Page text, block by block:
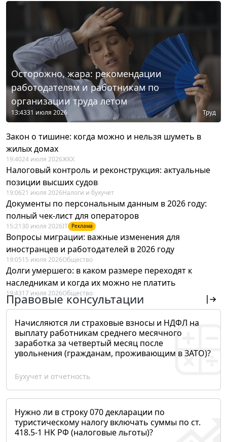
Осторожно, жара: рекомендации
работодателям и работникам по
организации труда летом
13:4331 июля 2026 Труд
Закон о тишине: когда можно и нельзя шуметь в
жилых домах
19:4024 июля 2026ЖКХ
Налоговый контроль и реконструкция: актуальные
позиции высших судов
19:0621 июля 2026Налоги и бухучет
Документы по персональным данным в 2026 году:
полный чек-лист для операторов
15:21 30 июля 2026IT Реклама
Вопросы миграции: важные изменения для
иностранцев и работодателей в 2026 году
19:0515 июля 2026Общество
Долги умершего: в каком размере переходят к
наследникам и когда их можно не платить
19:4317 июля 2026Общество
Правовые консультации
Начисляются ли страховые взносы и НДФЛ на
выплату работникам среднего месячного
заработка за четвертый месяц после
увольнения (гражданам, проживающим в ЗАТО)?
Бухучет и отчетность
Нужно ли в строку 070 декларации по
туристическому налогу включать суммы по ст.
418.5-1 НК РФ (налоговые льготы)?